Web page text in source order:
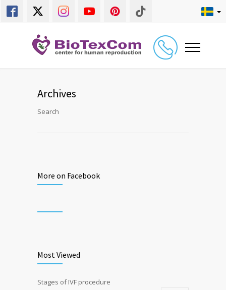
Archives
Search
More on Facebook
Most Viewed
Stages of IVF procedure